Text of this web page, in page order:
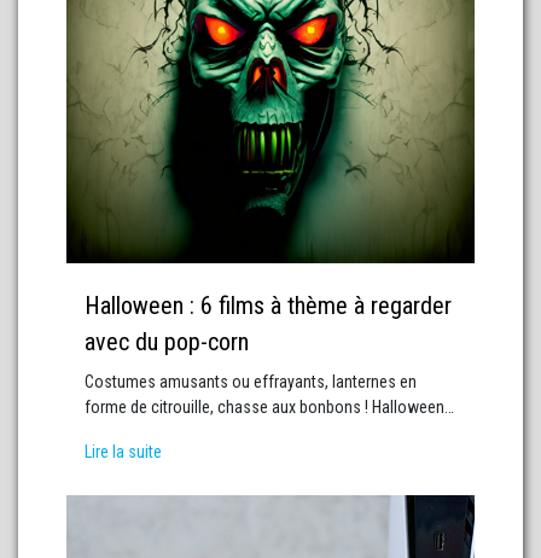
Halloween : 6 films à thème à regarder
avec du pop-corn
Costumes amusants ou effrayants, lanternes en
forme de citrouille, chasse aux bonbons ! Halloween…
Lire la suite